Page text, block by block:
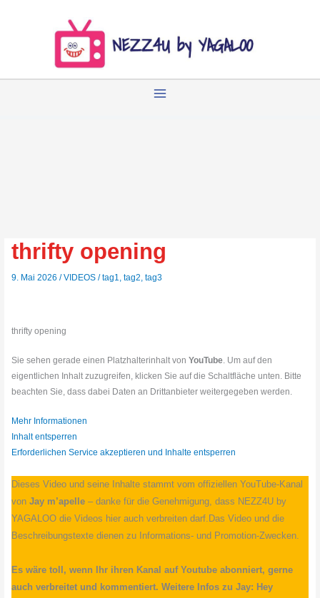
thrifty opening
9. Mai 2026/VIDEOS /tag1 ,tag2 ,tag3
thrifty opening
Sie sehen gerade einen Platzhalterinhalt vonYouTube. Um auf den
eigentlichen Inhalt zuzugreifen, klicken Sie auf die Schaltfläche unten. Bitte
beachten Sie, dass dabei Daten an Drittanbieter weitergegeben werden.
Mehr Informationen
Inhalt entsperren
Erforderlichen Service akzeptieren und Inhalte entsperren
Dieses Video und seine Inhalte stammt vom offiziellen YouTube-Kanal
vonJay m’apelle – danke für die Genehmigung, dass NEZZ4U by
YAGALOO die Videos hier auch verbreiten darf.Das Video und die
Beschreibungstexte dienen zu Informations- und Promotion-Zwecken.
Es wäre toll, wenn Ihr ihren Kanal auf Youtube abonniert, gerne
auch verbreitet und kommentiert. Weitere Infos zu Jay: Hey